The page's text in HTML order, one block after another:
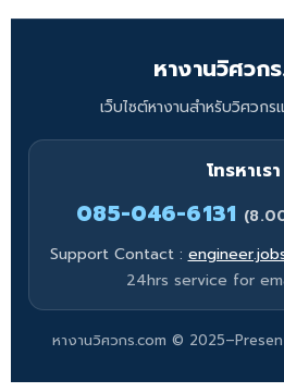
หางานวิศวก
เว็บไซต์หางานสำหรับวิศวกร
โทรหาเรา
085-046-6131
Support Contact :
24hrs service for
หางานวิศวกร.com ©